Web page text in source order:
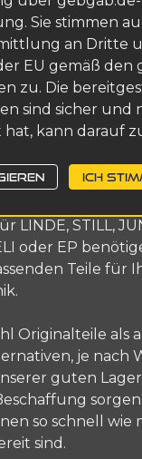
UND
QUALITÄT
eine breite
Zubehör für
Egal ob Sie
LINDE, STILL,
oder EP
Teile für
Originalteile als
je nach
guten
so schnell wie
sind.
Sie stimmen
an Dritte
EU gemäß den
zu. Die
sind sicher und
hat, kann darauf
ICH